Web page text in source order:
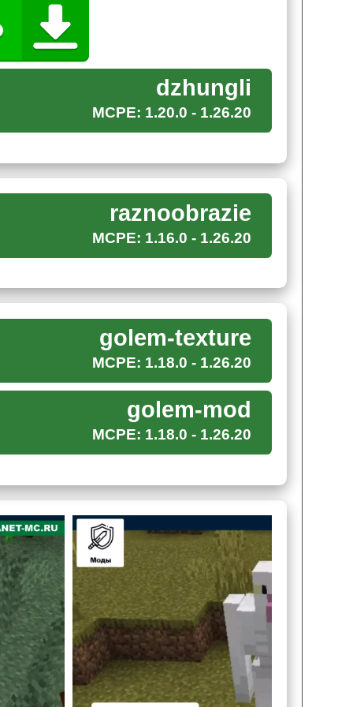
с рыбой, ведь у каждой зверушки
заканчивается на том, что хозяин их
их похвалить или просто порадовать, то тогда
с жителями края;
лакомств и брони для любимых игроками
на своей стороне, то ему стоит обратиться к
dzhungli
MCPE: 1.20.0 - 1.26.20
raznoobrazie
MCPE: 1.16.0 - 1.26.20
golem-texture
MCPE: 1.18.0 - 1.26.20
golem-mod
MCPE: 1.18.0 - 1.26.20